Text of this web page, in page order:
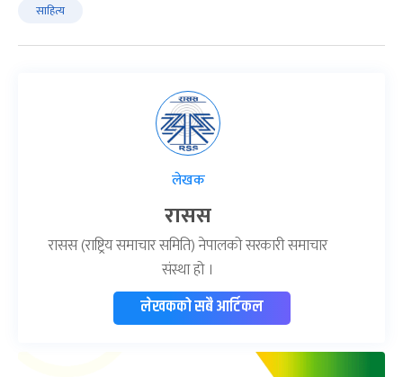
साहित्य
लेखक
रासस
रासस (राष्ट्रिय समाचार समिति) नेपालको सरकारी समाचार
संस्था हो ।
लेखकको सबै आर्टिकल